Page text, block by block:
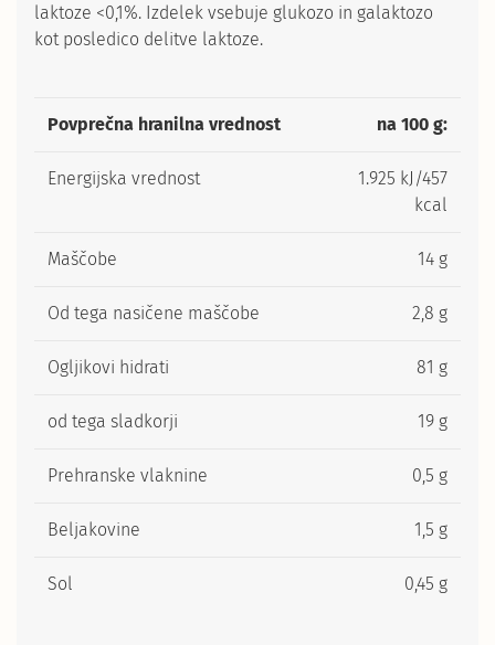
laktoze <0,1%. Izdelek vsebuje glukozo in galaktozo
kot posledico delitve laktoze.
Povprečna hranilna vrednost na 100 g:
Energijska vrednost
1.925 kJ/457
kcal
Maščobe 14 g
Od tega nasičene maščobe 2,8 g
Ogljikovi hidrati 81 g
od tega sladkorji 19 g
Prehranske vlaknine 0,5 g
Beljakovine 1,5 g
Sol 0,45 g